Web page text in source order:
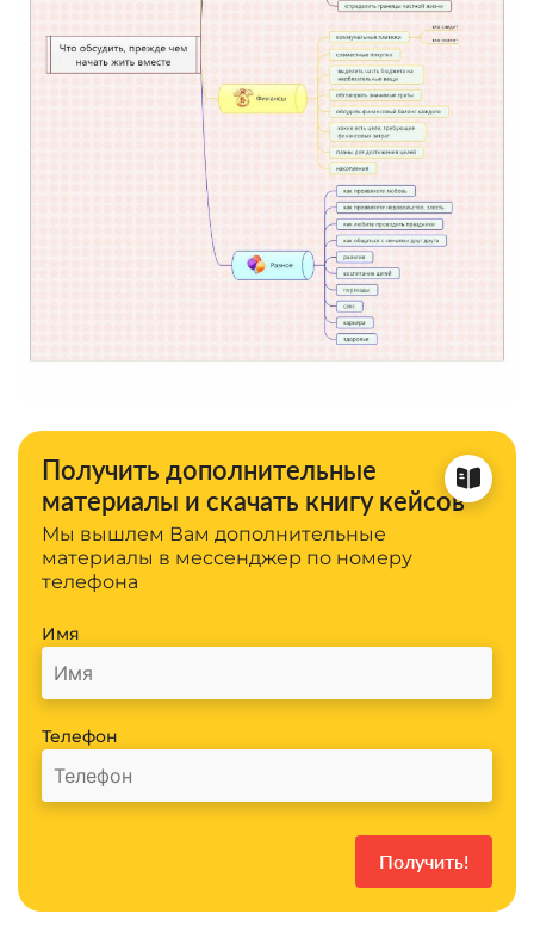
Получить дополнительные
материалы и скачать книгу кейсов
Мы вышлем Вам дополнительные
материалы в мессенджер по номеру
телефона
Имя
Телефон